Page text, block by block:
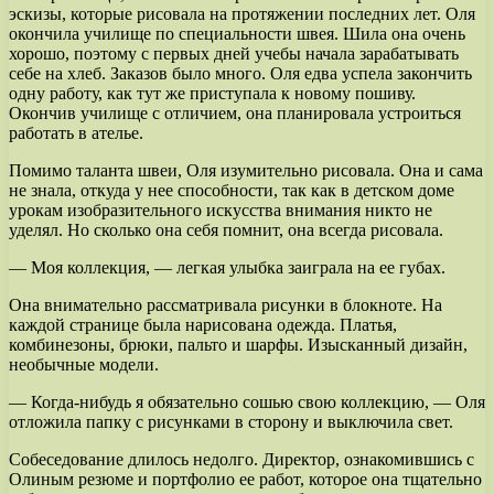
эскизы, которые рисовала на протяжении последних лет. Оля
окончила училище по специальности швея. Шила она очень
хорошо, поэтому с первых дней учебы начала зарабатывать
себе на хлеб. Заказов было много. Оля едва успела закончить
одну работу, как тут же приступала к новому пошиву.
Окончив училище с отличием, она планировала устроиться
работать в ателье.
Помимо таланта швеи, Оля изумительно рисовала. Она и сама
не знала, откуда у нее способности, так как в детском доме
урокам изобразительного искусства внимания никто не
уделял. Но сколько она себя помнит, она всегда рисовала.
— Моя коллекция, — легкая улыбка заиграла на ее губах.
Она внимательно рассматривала рисунки в блокноте. На
каждой странице была нарисована одежда. Платья,
комбинезоны, брюки, пальто и шарфы. Изысканный дизайн,
необычные модели.
— Когда-нибудь я обязательно сошью свою коллекцию, — Оля
отложила папку с рисунками в сторону и выключила свет.
Собеседование длилось недолго. Директор, ознакомившись с
Олиным резюме и портфолио ее работ, которое она тщательно